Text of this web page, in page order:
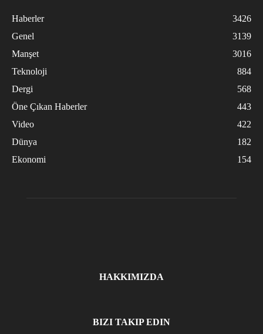
Haberler
3426
Genel
3139
Manşet
3016
Teknoloji
884
Dergi
568
Öne Çıkan Haberler
443
Video
422
Dünya
182
Ekonomi
154
HAKKIMIZDA
BIZI TAKIP EDIN